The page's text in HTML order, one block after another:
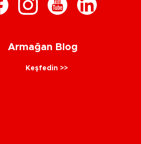
Armağan Blog
Keşfedin >>